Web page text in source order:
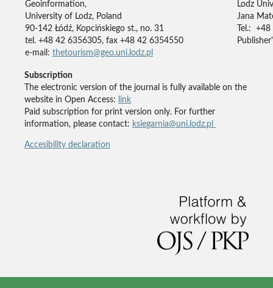
Geoinformation,
University of Lodz, Poland
90-142 Łódź, Kopcińskiego st., no. 31
tel. +48 42 6356305, fax +48 42 6354550
e-mail: thetourism@geo.uni.lodz.pl
Lodz
Jana
Tel.:
Subscription
The electronic version of the journal is fully available on the
website in Open Access:
link
Paid subscription for print version only. For further
information, please contact: ksiegarnia@uni.lodz.pl
Accesibility declaration